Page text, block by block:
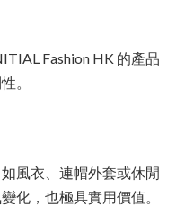
Fashion HK 的產品
。
風衣、連帽外套或休閒
化，也極具實用價值。